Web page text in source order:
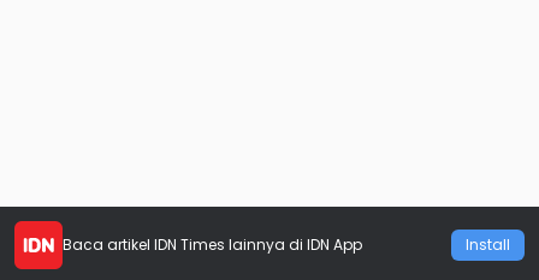
Baca artikel IDN Times lainnya di IDN App Install